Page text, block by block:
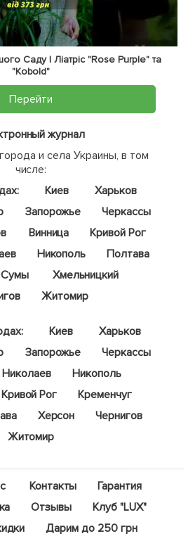
Саду | Ліатріс "Rose Purple" та
"Kobold"
Перейти
журнал
и села Украины, в том
числе:
Киев
Харьков
Запорожье
Черкассы
Винница
Кривой Рог
Никополь
Полтава
Сумы
Хмельницкий
Житомир
Киев
Харьков
Запорожье
Черкассы
Николаев
Никополь
Кривой Рог
Кременчуг
Херсон
Чернигов
Житомир
Контакты
Гарантия
Отзывы
Клуб "LUX"
Дарим до 250 грн